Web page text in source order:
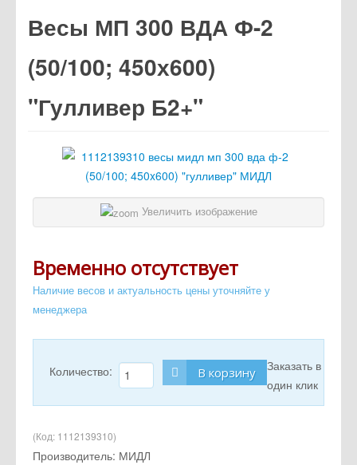
Весы МП 300 ВДА Ф-2
(50/100; 450х600)
"Гулливер Б2+"
Увеличить изображение
Временно отсутствует
Наличие весов и актуальность цены уточняйте у
менеджера
Количество: В корзину
Заказать в
один клик
(Код: 1112139310)
Производитель: МИДЛ